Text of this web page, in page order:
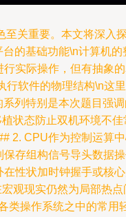
关重要。本文将深入
的基础功能\n计算机
实际操作，但有抽象
软件的物理结构\n这
列特别是本次题目强
状态防止双机环境不
2. CPU作为控制运算
存组构信号导头数据
性状加时钟握手或核
观现实仍然为局部热
操作系统之中的常用